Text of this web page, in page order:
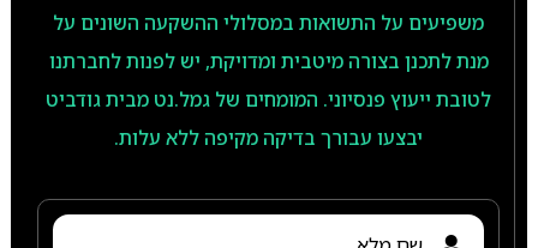
משפיעים על התשואות במסלולי ההשקעה השונים על
מנת לתכנן בצורה מיטבית ומדויקת, יש לפנות לחברתנו
לטובת ייעוץ פנסיוני. המומחים של גמל.נט מבית גודביט
יבצעו עבורך בדיקה מקיפה ללא עלות.